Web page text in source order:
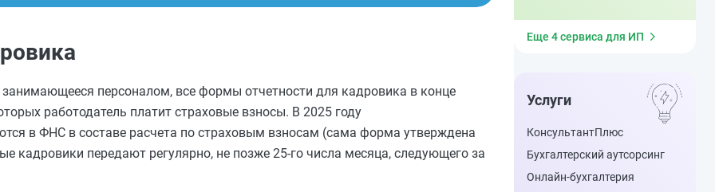
персоналом, все формы отчетности для кадровика в конце
работодатель платит страховые взносы. В 2025 году
в ФНС в составе расчета по страховым взносам (сама форма утверждена
кадровики передают регулярно, не позже 25-го числа месяца, следующего за
Еще 4 сервиса для ИП
Услуги
КонсультантПлюс
Бухгалтерский аутсорсинг
Онлайн-бухгалтерия